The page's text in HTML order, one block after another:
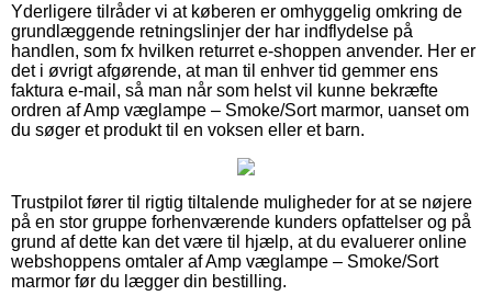
Yderligere tilråder vi at køberen er omhyggelig omkring de
grundlæggende retningslinjer der har indflydelse på
handlen, som fx hvilken returret e-shoppen anvender. Her er
det i øvrigt afgørende, at man til enhver tid gemmer ens
faktura e-mail, så man når som helst vil kunne bekræfte
ordren af Amp væglampe – Smoke/Sort marmor, uanset om
du søger et produkt til en voksen eller et barn.
Trustpilot fører til rigtig tiltalende muligheder for at se nøjere
på en stor gruppe forhenværende kunders opfattelser og på
grund af dette kan det være til hjælp, at du evaluerer online
webshoppens omtaler af Amp væglampe – Smoke/Sort
marmor før du lægger din bestilling.